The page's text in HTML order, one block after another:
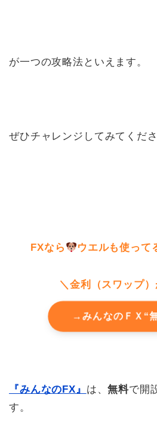
が一つの攻略法といえます。
ぜひチャレンジしてみてくだ
FXなら ウエルも使って
＼金利（スワップ
→みんなのＦＸ “
『みんなのFX』 は、無料で開
す。